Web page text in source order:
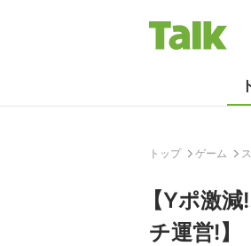
トップ ゲーム
【Yポ激
チ運営!】